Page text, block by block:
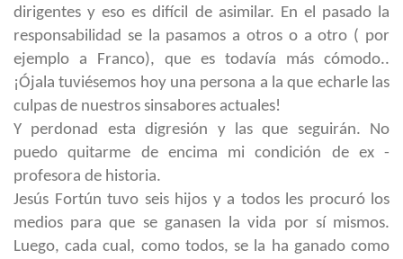
dirigentes y eso es difícil de asimilar. En el pasado la
responsabilidad se la pasamos a otros o a otro ( por
ejemplo a Franco), que es todavía más cómodo..
¡Ójala tuviésemos hoy una persona a la que echarle las
culpas de nuestros sinsabores actuales!
Y perdonad esta digresión y las que seguirán. No
puedo quitarme de encima mi condición de ex -
profesora de historia.
Jesús Fortún tuvo seis hijos y a todos les procuró los
medios para que se ganasen la vida por sí mismos.
Luego, cada cual, como todos, se la ha ganado como